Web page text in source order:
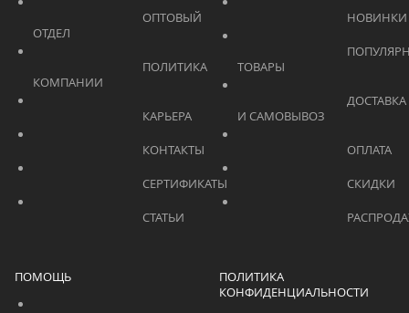
			    		КАРЬЕРА
ПОМОЩЬ
ПОЛИТИКА
КОНФИДЕНЦИАЛЬНОСТИ